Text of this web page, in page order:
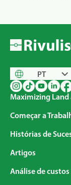
PT
Maximizing Land
Começar a
Histórias de
Artigos
Análise de custos